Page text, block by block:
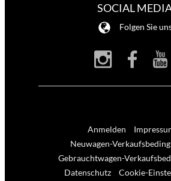
SOCIAL
Folgen Sie
Anmelden
Neuwagen-
Gebrauchtwagen-
Datenschutz
Cookie-